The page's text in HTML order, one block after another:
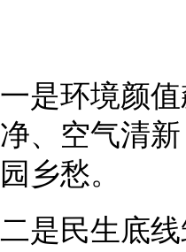
一是环境颜
净、空气清
园乡愁。
二是民生底